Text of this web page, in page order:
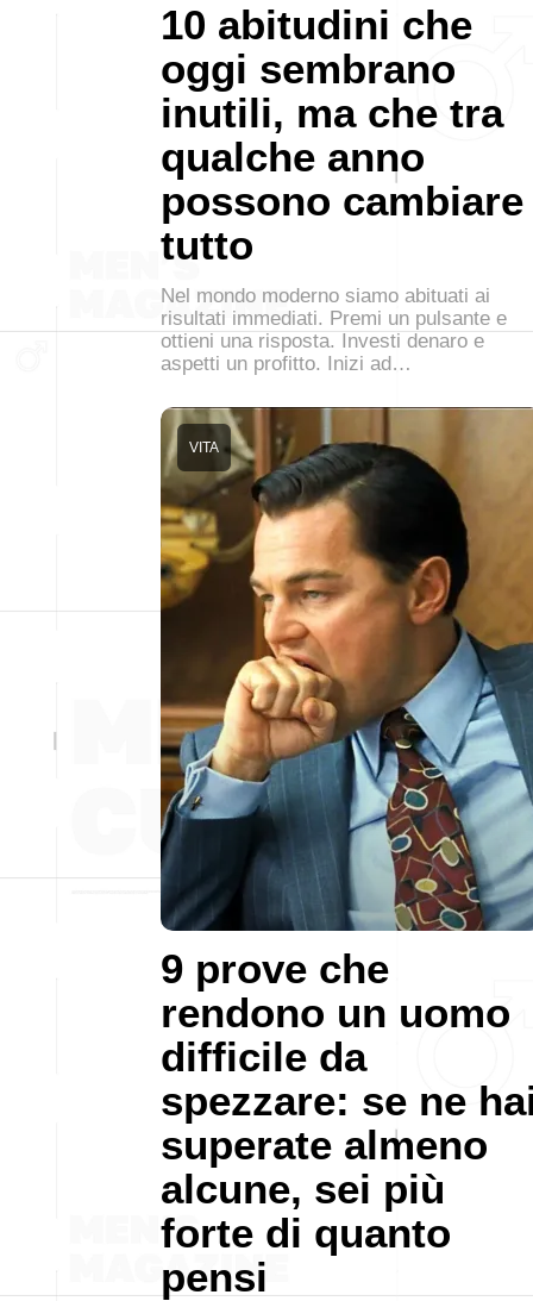
10 abitudini che
oggi sembrano
inutili, ma che tra
qualche anno
possono cambiare
tutto
Nel mondo moderno siamo abituati ai
risultati immediati. Premi un pulsante e
ottieni una risposta. Investi denaro e
aspetti un profitto. Inizi ad…
9 prove che
rendono un uomo
difficile da
spezzare: se ne
superate almeno
alcune, sei più
forte di quanto
pensi
VITA